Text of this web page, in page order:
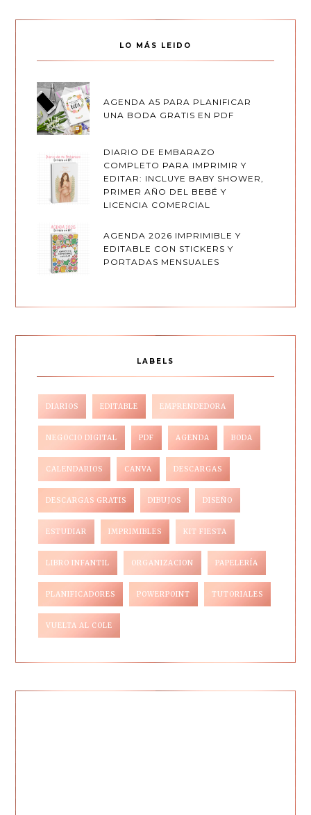
LO MÁS LEIDO
AGENDA A5 PARA PLANIFICAR
UNA BODA GRATIS EN PDF
DIARIO DE EMBARAZO
COMPLETO PARA IMPRIMIR Y
EDITAR: INCLUYE BABY SHOWER,
PRIMER AÑO DEL BEBÉ Y
LICENCIA COMERCIAL
AGENDA 2026 IMPRIMIBLE Y
EDITABLE CON STICKERS Y
PORTADAS MENSUALES
LABELS
DIARIOS EDITABLE EMPRENDEDORA
NEGOCIO DIGITAL PDF AGENDA BODA
CALENDARIOS CANVA DESCARGAS
DESCARGAS GRATIS DIBUJOS DISEÑO
ESTUDIAR IMPRIMIBLES KIT FIESTA
LIBRO INFANTIL ORGANIZACION PAPELERÍA
PLANIFICADORES POWERPOINT TUTORIALES
VUELTA AL COLE